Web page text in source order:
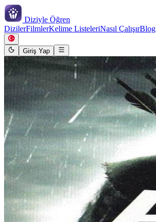
Diziyle Öğren
DizilerFilmlerKelime ListeleriNasıl ÇalışırBlog
Giriş Yap